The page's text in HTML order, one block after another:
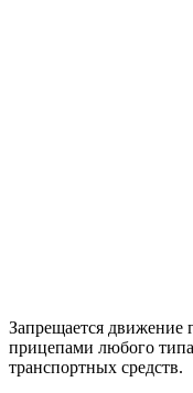
Запрещается движение
прицепами любого
транспортных средств.